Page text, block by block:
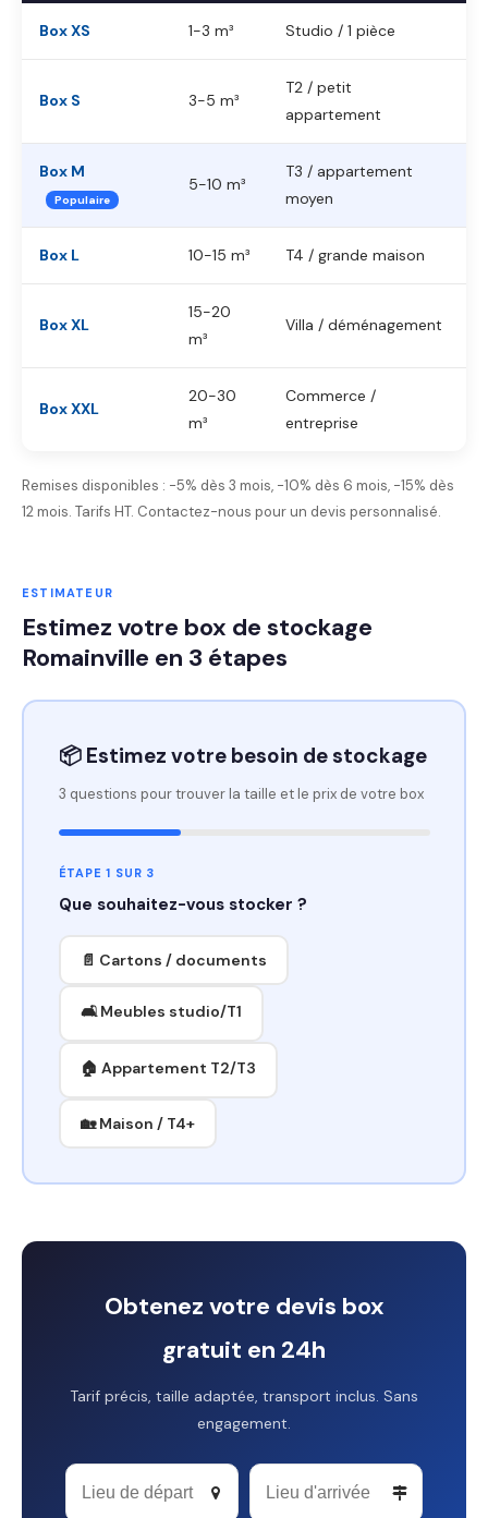
Box XS 1-3 m³ Studio / 1 pièce
Box S 3-5 m³
T2 / petit
appartement
Box M
Populaire
5-10 m³
T3 / appartement
moyen
Box L 10-15 m³ T4 / grande maison
Box XL
15-20
m³
Villa / déménagement
Box XXL
20-30
m³
Commerce /
entreprise
Remises disponibles : -5% dès 3 mois, -10% dès 6 mois, -15% dès
12 mois. Tarifs HT. Contactez-nous pour un devis personnalisé.
ESTIMATEUR
Estimez votre box de stockage
Romainville en 3 étapes
📦 Estimez votre besoin de stockage
3 questions pour trouver la taille et le prix de votre box
ÉTAPE 1 SUR 3
Que souhaitez-vous stocker ?
📄 Cartons / documents
🛋️ Meubles studio/T1
🏠 Appartement T2/T3
🏡 Maison / T4+
Obtenez votre devis box
gratuit en 24h
Tarif précis, taille adaptée, transport inclus. Sans
engagement.
Address